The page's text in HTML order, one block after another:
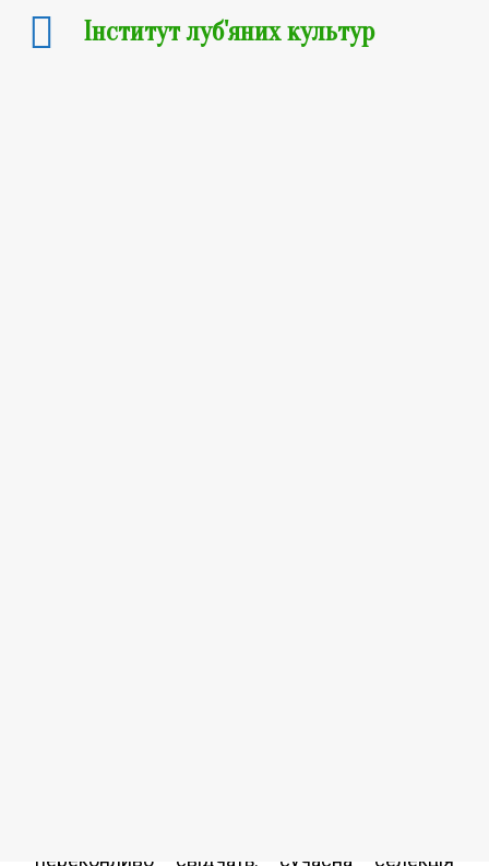
переконливо свідчать: сучасна селекція
Інститут луб'яних культур